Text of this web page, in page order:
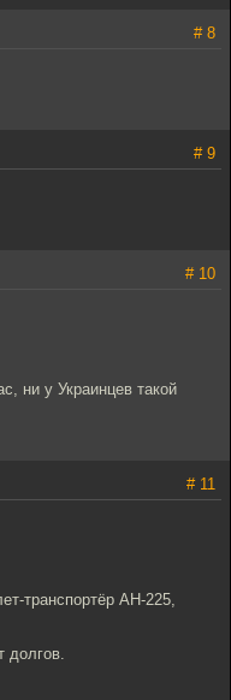
# 8
# 9
# 10
ни у Украинцев такой
# 11
транспортёр АН-225,
долгов.